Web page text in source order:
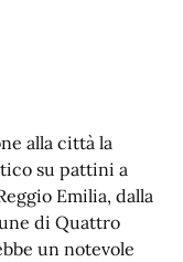
alla città la
su pattini a
Emilia, dalla
di Quattro
un notevole